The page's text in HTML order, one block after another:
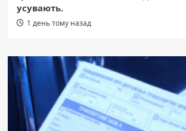
усувають.
1 день тому назад